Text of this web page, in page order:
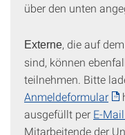
über den unten
Externe, die auf
sind, können
teilnehmen. Bitte
Anmeldeformular
ausgefüllt per E-
Mitarbeitende der